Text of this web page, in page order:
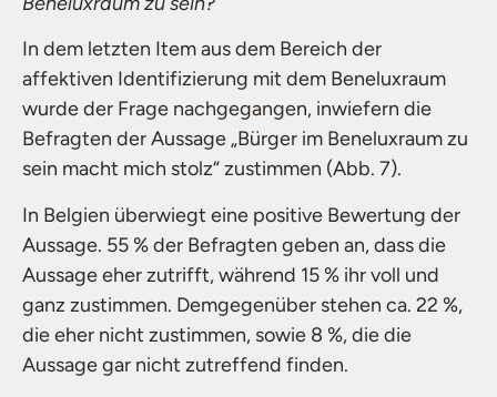
In dem letzten Item aus dem Bereich der
affektiven Identifizierung mit dem Beneluxraum
wurde der Frage nachgegangen, inwiefern die
Befragten der Aussage „Bürger im Beneluxraum zu
sein macht mich stolz“ zustimmen (Abb. 7).
In Belgien überwiegt eine positive Bewertung der
Aussage. 55 % der Befragten geben an, dass die
Aussage eher zutrifft, während 15 % ihr voll und
ganz zustimmen. Demgegenüber stehen ca. 22 %,
die eher nicht zustimmen, sowie 8 %, die die
Aussage gar nicht zutreffend finden.